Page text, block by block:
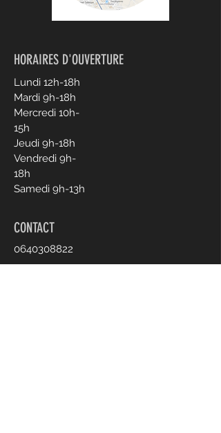
HORAIRES D'OUVERTURE
Lundi 12h-18h
Mardi 9h-18h
Mercredi 10h-
15h
Jeudi 9h-18h
Vendredi 9h-
18h
Samedi 9h-13h
CONTACT
0640308822